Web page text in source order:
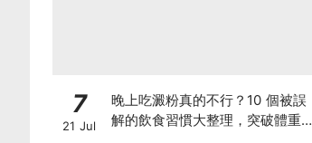
7
21 Jul
晚上吃澱粉真的不行？10 個被誤
解的飲食習慣大整理，突破體重停